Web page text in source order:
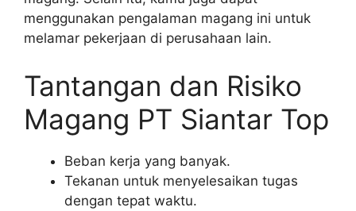
menggunakan pengalaman magang ini untuk
melamar pekerjaan di perusahaan lain.
Tantangan dan Risiko
Magang PT Siantar Top
Beban kerja yang banyak.
Tekanan untuk menyelesaikan tugas
dengan tepat waktu.